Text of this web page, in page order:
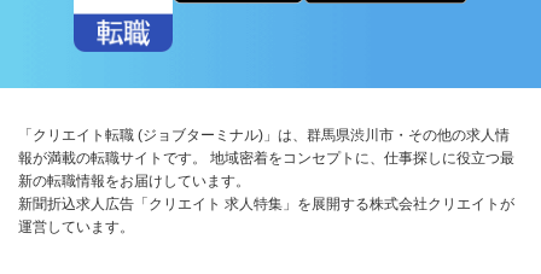
「クリエイト転職 (ジョブターミナル)」は、群馬県渋川市・その他の求人情
報が満載の転職サイトです。 地域密着をコンセプトに、仕事探しに役立つ最
新の転職情報をお届けしています。
新聞折込求人広告「クリエイト 求人特集」を展開する株式会社クリエイトが
運営しています。